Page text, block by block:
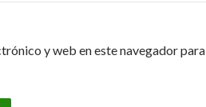
y web en este navegador para